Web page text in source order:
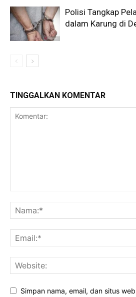
Polisi Tangkap
dalam Karung di
TINGGALKAN KOMENTAR
Simpan nama, email, dan situs